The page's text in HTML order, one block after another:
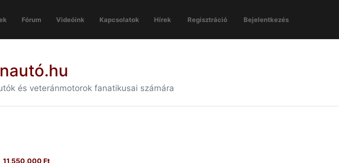
Fórum Videóink Kapcsolatok Hírek Regisztráció Bejelentkezés
és veteránmotorok fanatikusai számára
11,550,000 Ft